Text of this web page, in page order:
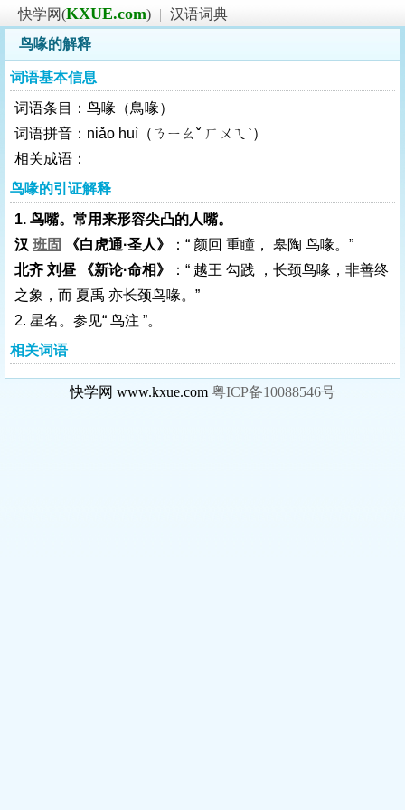
快学网(KXUE.com) | 汉语词典
鸟喙的解释
词语基本信息
词语条目：鸟喙（鳥喙）
词语拼音：niǎo huì（ㄋㄧㄠˇ ㄏㄨㄟˋ）
相关成语：
鸟喙的引证解释
1. 鸟嘴。常用来形容尖凸的人嘴。
汉 班固 《白虎通·圣人》
：“ 颜回 重瞳， 皋陶 鸟喙。”
北齐 刘昼 《新论·命相》
：“ 越王 勾践 ，长颈鸟喙，非善终
之象，而 夏禹 亦长颈鸟喙。”
2. 星名。参见“ 鸟注 ”。
相关词语
快学网 www.kxue.com 粤ICP备10088546号